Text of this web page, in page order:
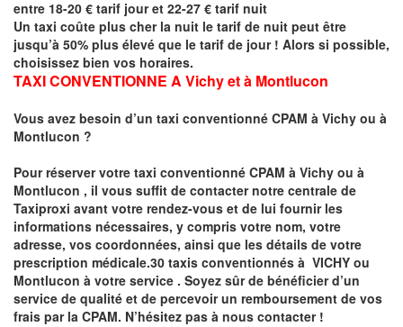
entre 18-20 € tarif jour et 22-27 € tarif nuit
Un taxi coûte plus cher la nuit le tarif de nuit peut être
jusqu’à 50% plus élevé que le tarif de jour ! Alors si possible,
choisissez bien vos horaires.
TAXI CONVENTIONNE A Vichy et à Montlucon
Vous avez besoin d’un taxi conventionné CPAM à Vichy ou à
Montlucon ?
Pour réserver votre taxi conventionné CPAM à Vichy ou à
Montlucon , il vous suffit de contacter notre centrale de
Taxiproxi avant votre rendez-vous et de lui fournir les
informations nécessaires, y compris votre nom, votre
adresse, vos coordonnées, ainsi que les détails de votre
prescription médicale.30 taxis conventionnés à VICHY ou
Montlucon à votre service . Soyez sûr de bénéficier d’un
service de qualité et de percevoir un remboursement de vos
frais par la CPAM. N’hésitez pas à nous contacter !